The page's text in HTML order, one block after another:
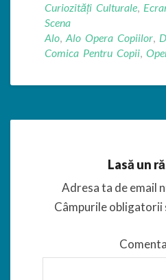
Curiozități Culturale,
Scena
Alo, Alo Opera Copiilor,
Comica Pentru Copii,
Lasă un
Adresa ta de email
Câmpurile obligatorii